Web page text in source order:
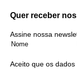
Quer receber
Assine nossa
Aceito que os